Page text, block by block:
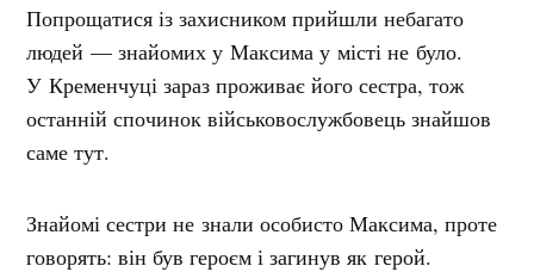
Попрощатися із захисником прийшли небагато
людей — знайомих у Максима у місті не було.
У Кременчуці зараз проживає його сестра, тож
останній спочинок військовослужбовець знайшов
саме тут.
Знайомі сестри не знали особисто Максима, проте
говорять: він був героєм і загинув як герой.